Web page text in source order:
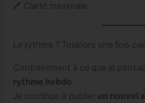
🖊️ Clarté maximale.
Le rythme ? Toujours une fois par
Contrairement à ce que je
rythme hebdo
Je continue à publier un nouvel